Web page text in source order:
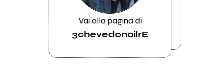
Vai alla pagina di
3chevedonoilrE